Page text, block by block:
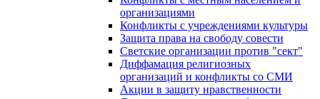
организациями
Конфликты с учреждениями культуры
Защита права на свободу совести
Светские организации против "сект"
Диффамация религиозных
организаций и конфликты со СМИ
Акции в защиту нравственности